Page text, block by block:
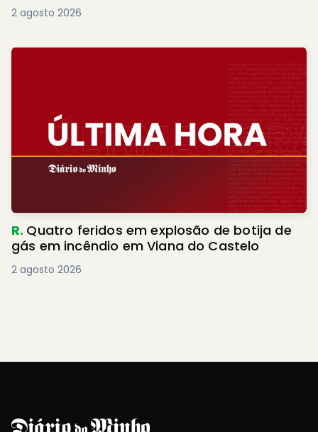
2 agosto 2026
R. Quatro feridos em explosão de botija de
gás em incêndio em Viana do Castelo
2 agosto 2026